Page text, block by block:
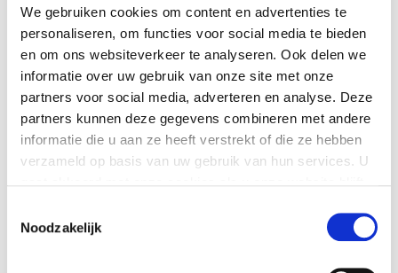
We gebruiken cookies om content en advertenties te
personaliseren, om functies voor social media te bieden
en om ons websiteverkeer te analyseren. Ook delen we
informatie over uw gebruik van onze site met onze
partners voor social media, adverteren en analyse. Deze
partners kunnen deze gegevens combineren met andere
informatie die u aan ze heeft verstrekt of die ze hebben
verzameld op basis van uw gebruik van hun services. U
Noodzakelijk
optimaal gebruik van Somtoday? Onze
consultants helpen je graag — op afstand of op
locatie.
Voorbeelden van vraagstukken:
Advies en begeleiding bij de jaarovergang-
processen
Inrichting en gebruik van het zorgvierkant